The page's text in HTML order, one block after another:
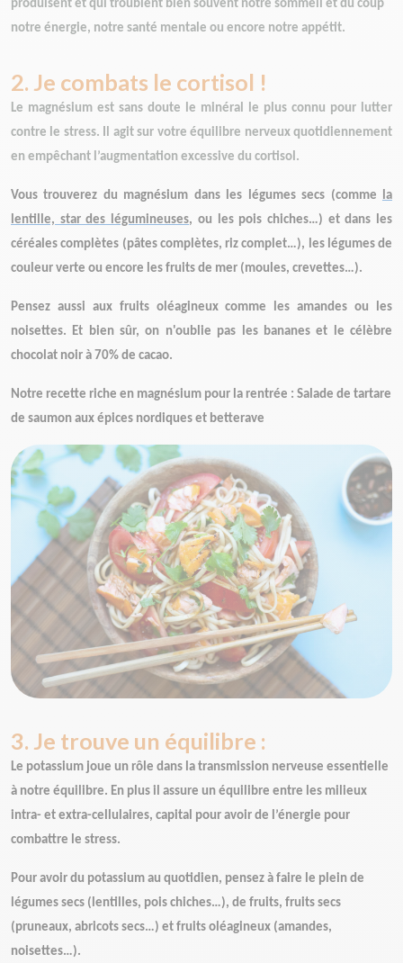
produisent et qui troublent bien souvent notre sommeil et du coup
notre énergie, notre santé mentale ou encore notre appétit.
2. Je combats le cortisol !
Le magnésium est sans doute le minéral le plus connu pour lutter
contre le stress. Il agit sur votre équilibre nerveux quotidiennement
en empêchant l’augmentation excessive du cortisol.
Vous trouverez du magnésium dans les légumes secs (comme
la
lentille, star des légumineuses, ou les pois chiches…) et dans les
céréales complètes (pâtes complètes, riz complet…), les légumes de
couleur verte ou encore les fruits de mer (moules, crevettes…).
Pensez aussi aux fruits oléagineux comme les amandes ou les
noisettes. Et bien sûr, on n'oublie pas les bananes et le célèbre
chocolat noir à 70% de cacao.
Notre recette riche en magnésium pour la rentrée : Salade de tartare
de saumon aux épices nordiques et betterave
3. Je trouve un équilibre :
Le potassium joue un rôle dans la transmission nerveuse essentielle
à notre équilibre. En plus il assure un équilibre entre les milieux
intra- et extra-cellulaires, capital pour avoir de l’énergie pour
combattre le stress.
Pour avoir du potassium au quotidien, pensez à faire le plein de
légumes secs (lentilles, pois chiches…), de fruits, fruits secs
(pruneaux, abricots secs…) et fruits oléagineux (amandes,
noisettes…).